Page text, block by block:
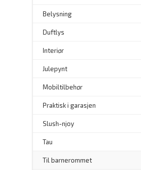
Belysning
Duftlys
Interiør
Julepynt
Mobiltilbehør
Praktisk i garasjen
Slush-njoy
Tau
Til barnerommet